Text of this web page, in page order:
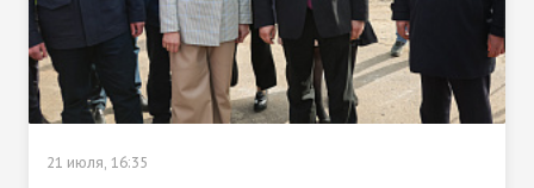
21 июля, 16:35